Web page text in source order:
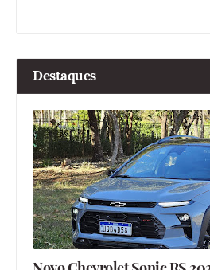
Destaques